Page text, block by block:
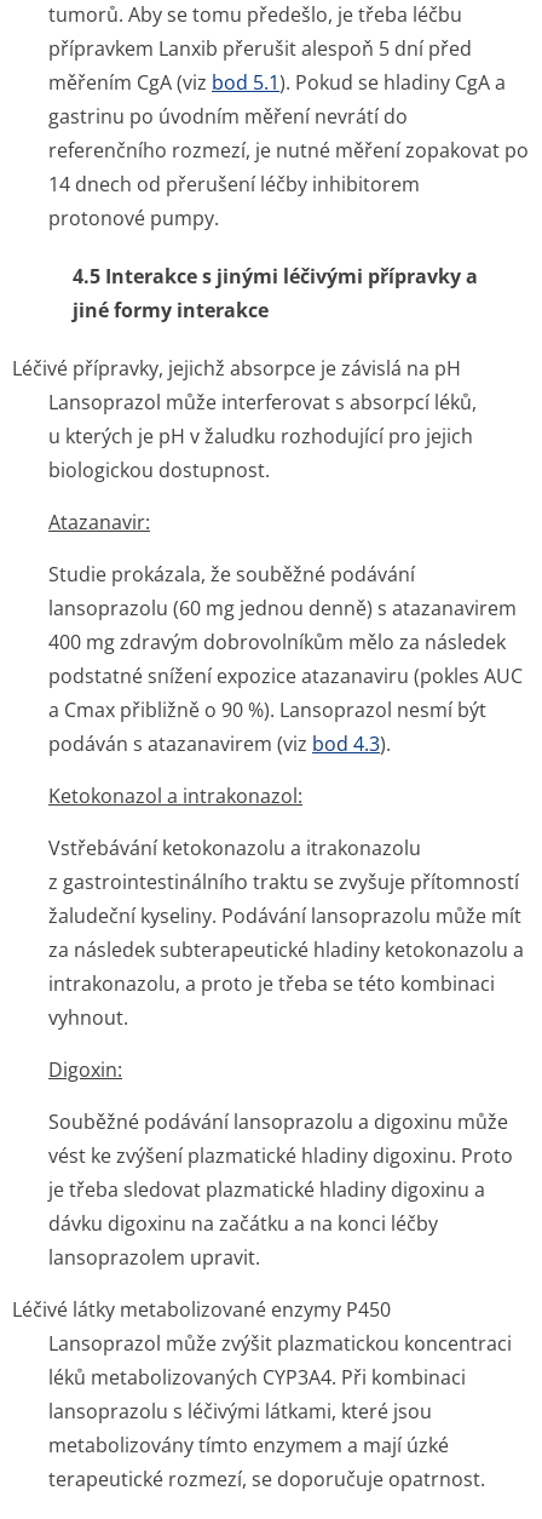
tumorů. Aby se tomu předešlo, je třeba léčbu
přípravkem Lanxib přerušit alespoň 5 dní před
měřením CgA (viz bod 5.1). Pokud se hladiny CgA a
gastrinu po úvodním měření nevrátí do
referenčního rozmezí, je nutné měření zopakovat po
14 dnech od přerušení léčby inhibitorem
protonové pumpy.
4.5 Interakce s jinými léčivými přípravky a
jiné formy interakce
Léčivé přípravky, jejichž absorpce je závislá na pH
Lansoprazol může interferovat s absorpcí léků,
u kterých je pH v žaludku rozhodující pro jejich
biologickou dostupnost.
Atazanavir:
Studie prokázala, že souběžné podávání
lansoprazolu (60 mg jednou denně) s atazanavirem
400 mg zdravým dobrovolníkům mělo za následek
podstatné snížení expozice atazanaviru (pokles AUC
a Cmax přibližně o 90 %). Lansoprazol nesmí být
podáván s atazanavirem (viz bod 4.3).
Ketokonazol a intrakonazol:
Vstřebávání ketokonazolu a itrakonazolu
z gastrointes­tinálního traktu se zvyšuje přítomností
žaludeční kyseliny. Podávání lansoprazolu může mít
za následek subterapeutické hladiny ketokonazolu a
intrakonazolu, a proto je třeba se této kombinaci
vyhnout.
Digoxin:
Souběžné podávání lansoprazolu a digoxinu může
vést ke zvýšení plazmatické hladiny digoxinu. Proto
je třeba sledovat plazmatické hladiny digoxinu a
dávku digoxinu na začátku a na konci léčby
lansoprazolem upravit.
Léčivé látky metabolizované enzymy P450
Lansoprazol může zvýšit plazmatickou koncentraci
léků metabolizovaných CYP3A4. Při kombinaci
lansoprazolu s léčivými látkami, které jsou
metabolizovány tímto enzymem a mají úzké
terapeutické rozmezí, se doporučuje opatrnost.